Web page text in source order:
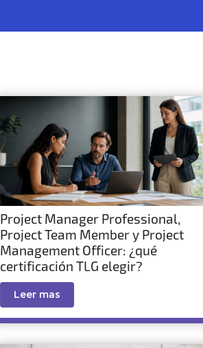
Project Manager Professional,
Project Team Member y Project
Management Officer: ¿qué
certificación TLG elegir?
Leer mas